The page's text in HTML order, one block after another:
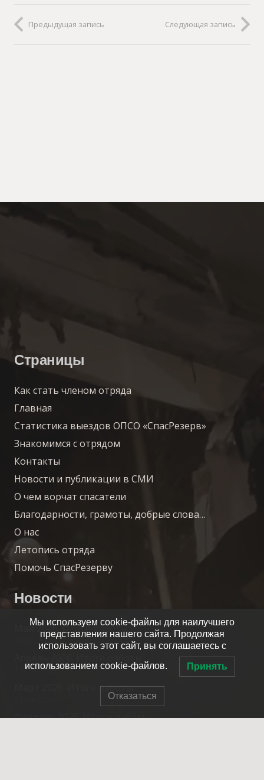
Предыдущая запись Следующая запись
Страницы
Как стать членом отряда
Главная
Статистика выездов ОПСО «СпасРезерв»
Знакомимся с отрядом
Контакты
Новости и публикации в СМИ
О чем ворчат спасатели
Благодарности, грамоты, добрые слова…
О нас
Летопись отряда
Помочь СпасРезерву
Новости
Май 2026. Итоги работы.
15.06.2026
17.05.2026
Март 2026. Итоги работы.
Февраль 2026. Итоги работы.
Мы используем cookie-файлы для наилучшего
представления нашего сайта. Продолжая
использовать этот сайт, вы соглашаетесь с
использованием cookie-файлов. Принять
Отказаться